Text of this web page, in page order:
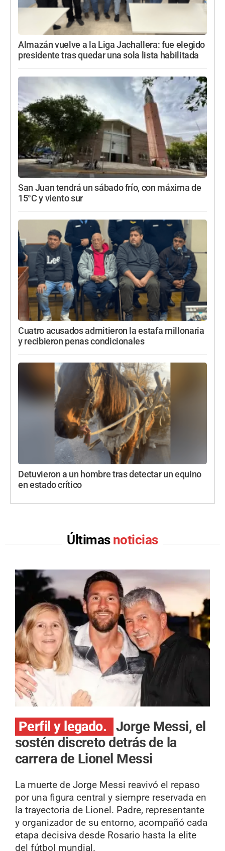
Almazán vuelve a la Liga Jachallera: fue elegido
presidente tras quedar una sola lista habilitada
San Juan tendrá un sábado frío, con máxima de
15°C y viento sur
Cuatro acusados admitieron la estafa millonaria
y recibieron penas condicionales
Detuvieron a un hombre tras detectar un equino
en estado crítico
Últimas noticias
Perfil y legado. Jorge Messi, el
sostén discreto detrás de la
carrera de Lionel Messi
La muerte de Jorge Messi reavivó el repaso
por una figura central y siempre reservada en
la trayectoria de Lionel. Padre, representante
y organizador de su entorno, acompañó cada
etapa decisiva desde Rosario hasta la elite
del fútbol mundial.